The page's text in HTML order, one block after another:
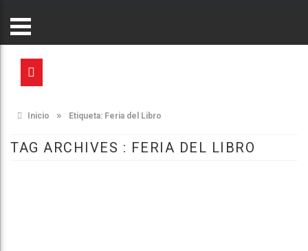
Inicio » Etiqueta: Feria del Libro
TAG ARCHIVES : FERIA DEL LIBRO